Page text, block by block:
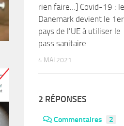
rien faire…] Covid-19 : le
Danemark devient le 1er
pays de l’UE à utiliser le
pass sanitaire
4 MAI 2021
2 RÉPONSES
Commentaires 2